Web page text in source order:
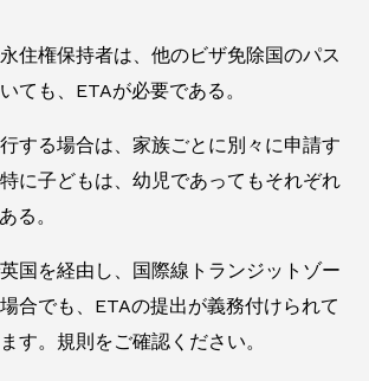
住権保持者は、他のビザ免除国のパス
ても、ETAが必要である。
する場合は、家族ごとに別々に申請す
に子どもは、幼児であってもそれぞれ
る。
国を経由し、国際線トランジットゾー
合でも、ETAの提出が義務付けられて
す。規則をご確認ください。